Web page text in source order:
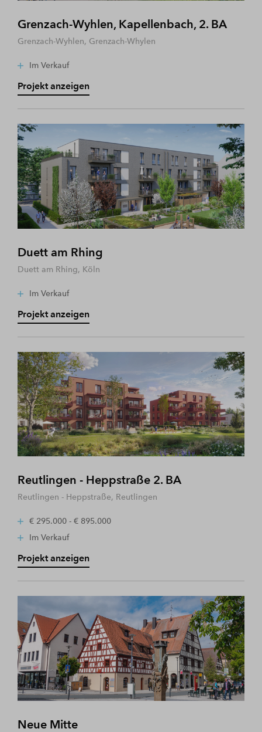
Grenzach-Wyhlen, Kapellenbach, 2. BA
Grenzach-Wyhlen, Grenzach-Whylen
Im Verkauf
Projekt anzeigen
Duett am Rhing
Duett am Rhing, Köln
Im Verkauf
Projekt anzeigen
Reutlingen - Heppstraße 2. BA
Reutlingen - Heppstraße, Reutlingen
€ 295.000 - € 895.000
Im Verkauf
Projekt anzeigen
Neue Mitte